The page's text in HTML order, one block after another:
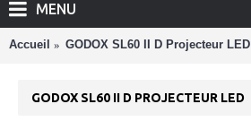
MENU
Accueil GODOX SL60 II D Projecteur LED
GODOX SL60 II D PROJECTEUR LED